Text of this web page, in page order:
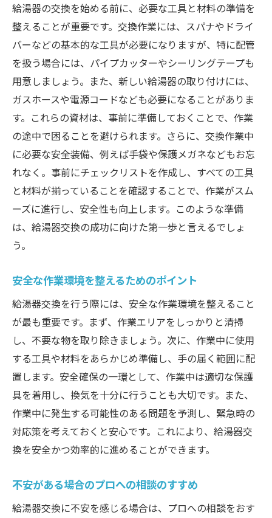
給湯器の交換を始める前に、必要な工具と材料の準備を
整えることが重要です。交換作業には、スパナやドライ
バーなどの基本的な工具が必要になりますが、特に配管
を扱う場合には、パイプカッターやシーリングテープも
用意しましょう。また、新しい給湯器の取り付けには、
ガスホースや電源コードなども必要になることがありま
す。これらの資材は、事前に準備しておくことで、作業
の途中で困ることを避けられます。さらに、交換作業中
に必要な安全装備、例えば手袋や保護メガネなどもお忘
れなく。事前にチェックリストを作成し、すべての工具
と材料が揃っていることを確認することで、作業がスム
ーズに進行し、安全性も向上します。このような準備
は、給湯器交換の成功に向けた第一歩と言えるでしょ
う。
安全な作業環境を整えるためのポイント
給湯器交換を行う際には、安全な作業環境を整えること
が最も重要です。まず、作業エリアをしっかりと清掃
し、不要な物を取り除きましょう。次に、作業中に使用
する工具や材料をあらかじめ準備し、手の届く範囲に配
置します。安全確保の一環として、作業中は適切な保護
具を着用し、換気を十分に行うことも大切です。また、
作業中に発生する可能性のある問題を予測し、緊急時の
対応策を考えておくと安心です。これにより、給湯器交
換を安全かつ効率的に進めることができます。
不安がある場合のプロへの相談のすすめ
給湯器交換に不安を感じる場合は、プロへの相談をおす